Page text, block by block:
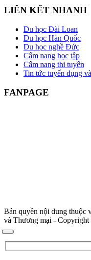
LIÊN KẾT NHANH
Du học Đài Loan
Du học Hàn Quốc
Du học nghề Đức
Cẩm nang học tập
Cẩm nang thi tuyển
Tin tức tuyển dụng
FANPAGE
Bản quyền nội dung thuộc
và Thương mại -